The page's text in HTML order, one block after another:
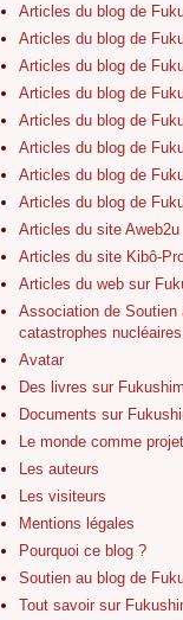
Articles du blog de
Articles du blog de
Articles du blog de
Articles du blog de
Articles du blog de
Articles du blog de
Articles du blog de
Articles du blog de
Articles du site Aweb2u
Articles du site Kibô-
Articles du web sur
Association de Soutien
catastrophes
Avatar
Des livres sur
Documents sur
Le monde comme
Les auteurs
Les visiteurs
Mentions légales
Pourquoi ce blog ?
Soutien au blog de
Tout savoir sur